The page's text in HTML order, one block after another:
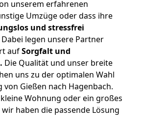
unserem erfahrenen
Umzüge oder dass ihre
und stressfrei
legen unsere Partner
aufSorgfalt und
Die Qualität und unser breite
uns zu der optimalen Wahl
Gießen nach Hagenbach.
Wohnung oder ein großes
haben die passende Lösung